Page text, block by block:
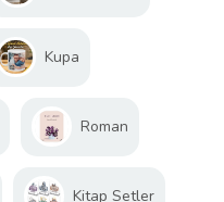
Kupa
Roman
Kitap Setler